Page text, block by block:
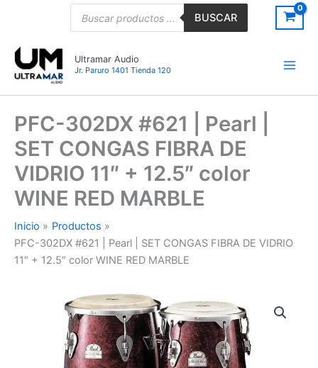
BUSCAR
Ultramar Audio
Jr. Paruro 1401 Tienda 120
PFC-302DX #621 | Pearl |
SET CONGAS FIBRA DE
VIDRIO 11″ + 12.5″ color
WINE RED MARBLE
Inicio
Productos
PFC-302DX #621 | Pearl | SET CONGAS FIBRA DE VIDRIO
11″ + 12.5″ color WINE RED MARBLE